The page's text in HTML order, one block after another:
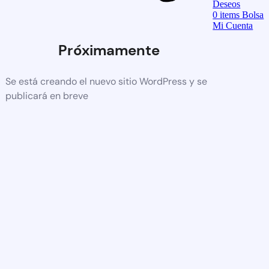
Próximamente
Se está creando el nuevo sitio WordPress y se
publicará en breve
Deseos
0items Bolsa
Mi Cuenta